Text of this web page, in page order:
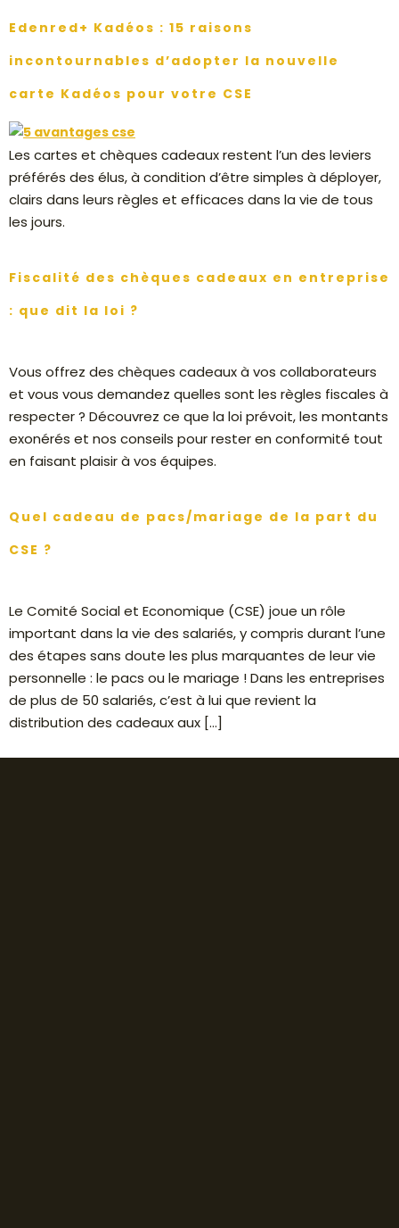
Edenred+ Kadéos : 15 raisons
incontournables d’adopter la nouvelle
carte Kadéos pour votre CSE
Les cartes et chèques cadeaux restent l’un des leviers
préférés des élus, à condition d’être simples à déployer,
clairs dans leurs règles et efficaces dans la vie de tous
les jours.
Fiscalité des chèques cadeaux en entreprise
: que dit la loi ?
Vous offrez des chèques cadeaux à vos collaborateurs
et vous vous demandez quelles sont les règles fiscales à
respecter ? Découvrez ce que la loi prévoit, les montants
exonérés et nos conseils pour rester en conformité tout
en faisant plaisir à vos équipes.
Quel cadeau de pacs/mariage de la part du
CSE ?
Le Comité Social et Economique (CSE) joue un rôle
important dans la vie des salariés, y compris durant l’une
des étapes sans doute les plus marquantes de leur vie
personnelle : le pacs ou le mariage ! Dans les entreprises
de plus de 50 salariés, c’est à lui que revient la
distribution des cadeaux aux […]